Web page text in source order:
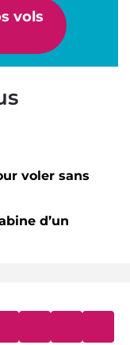
vols
voler sans
d’un